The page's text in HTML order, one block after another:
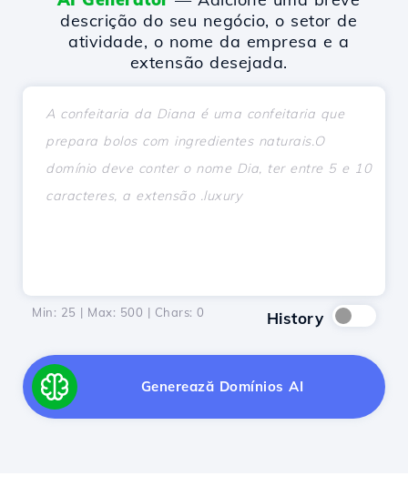
descrição do seu negócio, o setor de
atividade, o nome da empresa e a
extensão desejada.
Min: 25 | Max: 500 | Chars: 0 History
Generează Domínios AI